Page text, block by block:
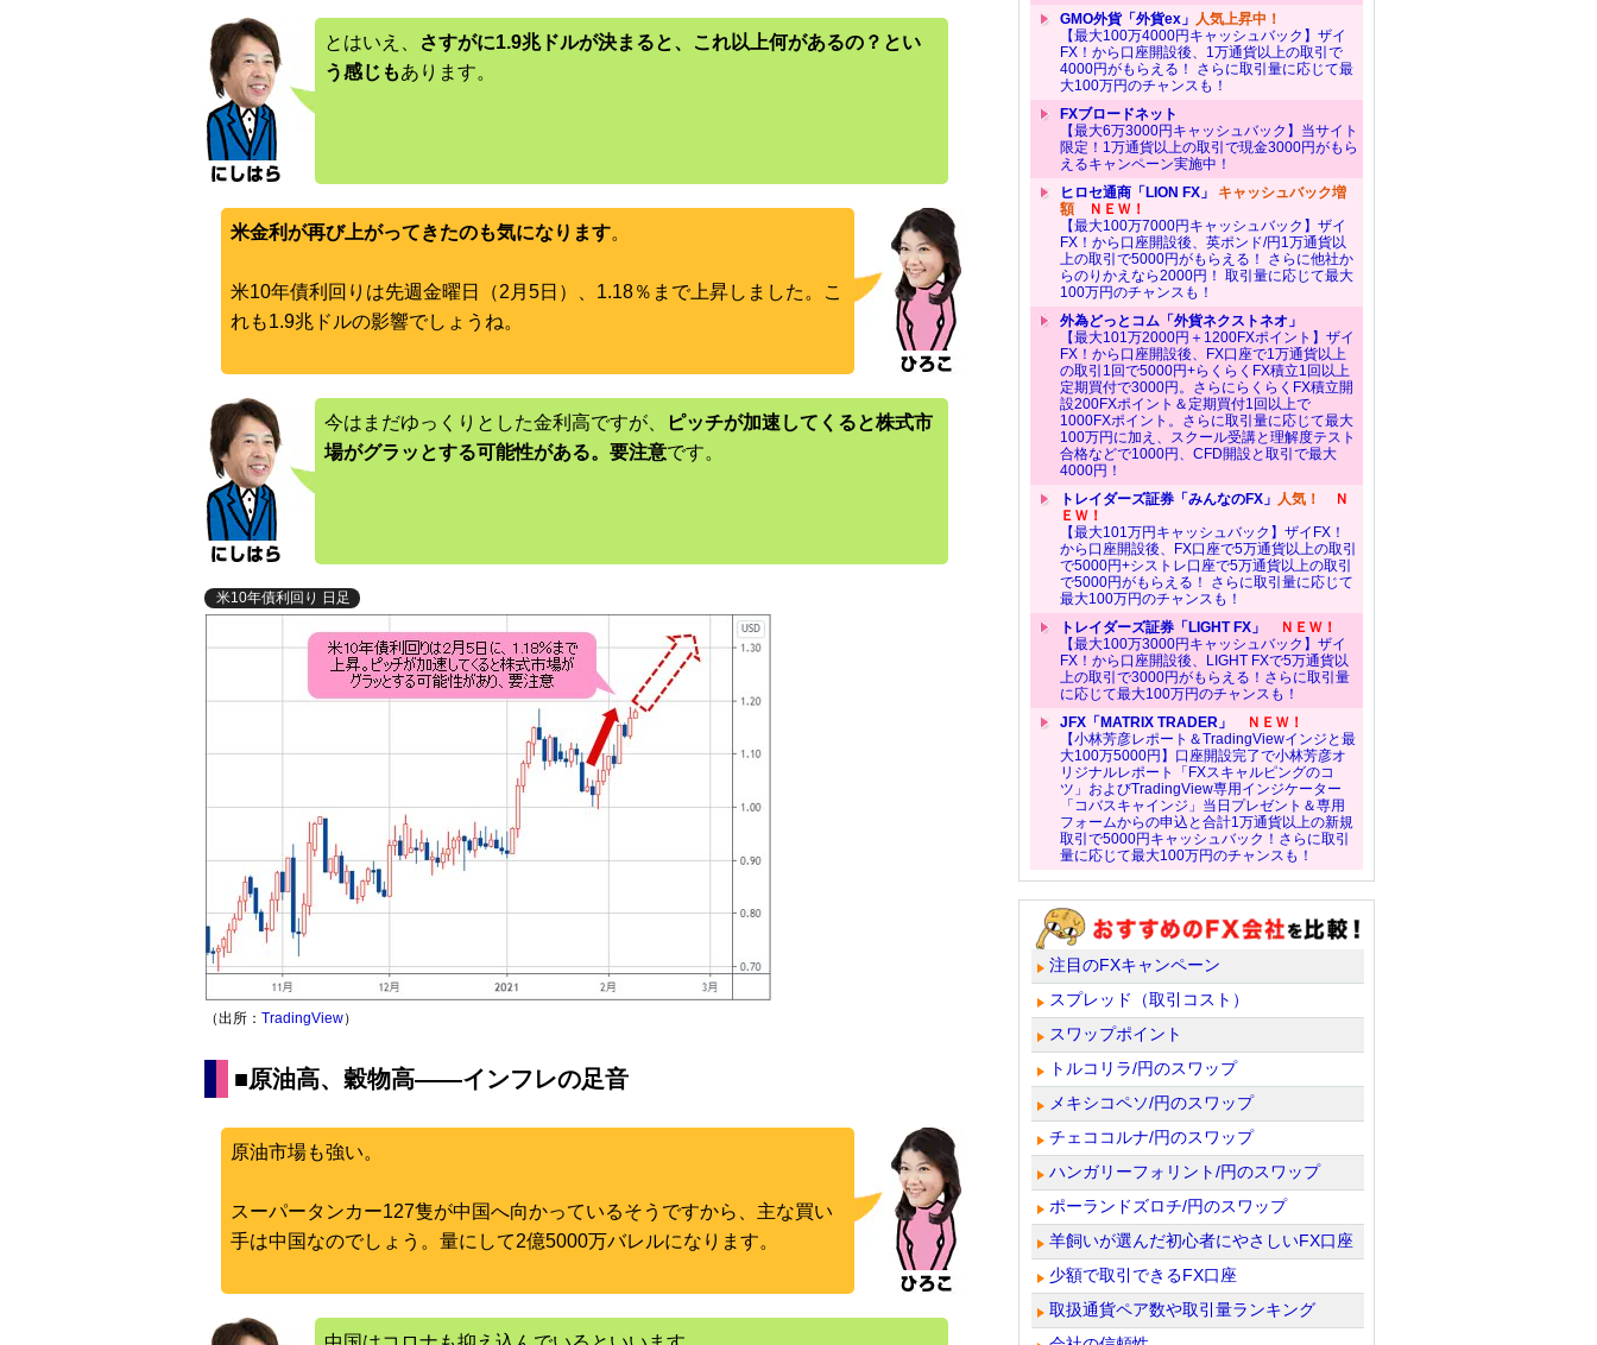
とはいえ、
さすがに1.9兆ドルが決まると、これ以上何があるの？とい
う感じもあります。
米金利が再び上がってきたのも気になります。
米10年債利回りは先週金曜日（2月5日）、1.18％まで上昇しました。こ
れも1.9兆ドルの影響でしょうね。
今はまだゆっくりとした金利高ですが、
ピッチが加速してくると株式市
場がグラッとする可能性がある。要注意です。
米10年債利回り 日足
（出所： TradingView）
■原油高、穀物高――インフレの足音
原油市場も強い。
スーパータンカー127隻が中国へ向かっているそうですから、主な買い
手は中国なのでしょう。量にして2億5000万バレルになります。
GMO外貨「外貨ex」 人気上昇中！
【最大100万4000円キャッシュバック】ザイ
FX！から口座開設後、1万通貨以上の取引で
4000円がもらえる！ さらに取引量に応じて最
大100万円のチャンスも！
FXブロードネット
【最大6万3000円キャッシュバック】当サイト
限定！1万通貨以上の取引で現金3000円がもら
えるキャンペーン実施中！
ヒロセ通商「LION FX」 キャッシュバック増
額ＮＥＷ！
【最大100万7000円キャッシュバック】ザイ
FX！から口座開設後、英ポンド/円1万通貨以
上の取引で5000円がもらえる！ さらに他社か
らのりかえなら2000円！ 取引量に応じて最大
100万円のチャンスも！
外為どっとコム「外貨ネクストネオ」
【最大101万2000円＋1200FXポイント】ザイ
FX！から口座開設後、FX口座で1万通貨以上
の取引1回で5000円+らくらくFX積立1回以上
定期買付で3000円。さらにらくらくFX積立開
設200FXポイント＆定期買付1回以上で
1000FXポイント。さらに取引量に応じて最大
100万円に加え、スクール受講と理解度テスト
合格などで1000円、CFD開設と取引で最大
4000円！
トレイダーズ証券「みんなのFX」 人気！
Ｎ
ＥＷ！
【最大101万円キャッシュバック】ザイFX！
から口座開設後、FX口座で5万通貨以上の取引
で5000円+シストレ口座で5万通貨以上の取引
で5000円がもらえる！ さらに取引量に応じて
最大100万円のチャンスも！
トレイダーズ証券「LIGHT FX」
ＮＥＷ！
【最大100万3000円キャッシュバック】ザイ
FX！から口座開設後、LIGHT FXで5万通貨以
上の取引で3000円がもらえる！さらに取引量
に応じて最大100万円のチャンスも！
JFX「MATRIX TRADER」
ＮＥＷ！
【小林芳彦レポート＆TradingViewインジと最
大100万5000円】口座開設完了で小林芳彦オ
リジナルレポート「FXスキャルピングのコ
ツ」およびTradingView専用インジケーター
「コバスキャインジ」当日プレゼント＆専用
フォームからの申込と合計1万通貨以上の新規
取引で5000円キャッシュバック！さらに取引
量に応じて最大100万円のチャンスも！
注目のFXキャンペーン
スプレッド（取引コスト）
スワップポイント
トルコリラ/円のスワップ
メキシコペソ/円のスワップ
チェココルナ/円のスワップ
ハンガリーフォリント/円のスワップ
ポーランドズロチ/円のスワップ
羊飼いが選んだ初心者にやさしいFX口座
少額で取引できるFX口座
取扱通貨ペア数や取引量ランキング